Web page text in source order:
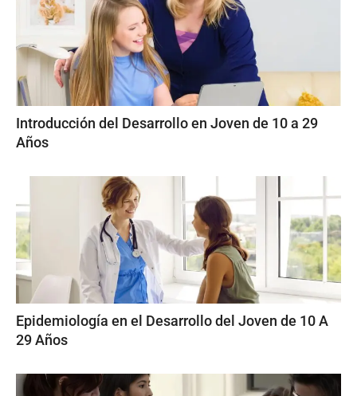
Introducción del Desarrollo en Joven de 10 a 29
Años
Epidemiología en el Desarrollo del Joven de 10 A
29 Años